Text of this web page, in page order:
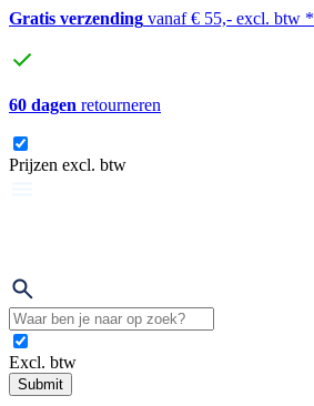
Gratis verzending vanaf € 55,- excl. btw *
60 dagen retourneren
Prijzen excl. btw
Excl. btw
Submit